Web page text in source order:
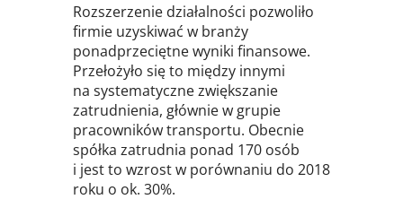
Rozszerzenie działalności pozwoliło
firmie uzyskiwać w branży
ponadprzeciętne wyniki finansowe.
Przełożyło się to między innymi
na systematyczne zwiększanie
zatrudnienia, głównie w grupie
pracowników transportu. Obecnie
spółka zatrudnia ponad 170 osób
i jest to wzrost w porównaniu do 2018
roku o ok. 30%.